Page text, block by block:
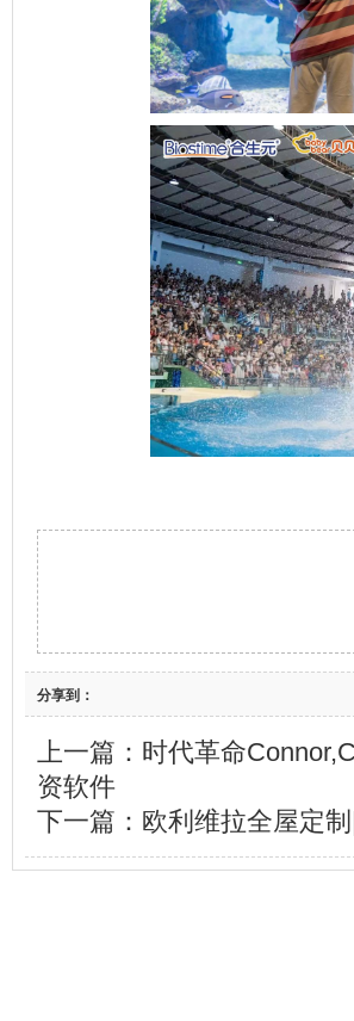
分享到：
上一篇： 时代革命
资软件
下一篇： 欧利维拉全屋定